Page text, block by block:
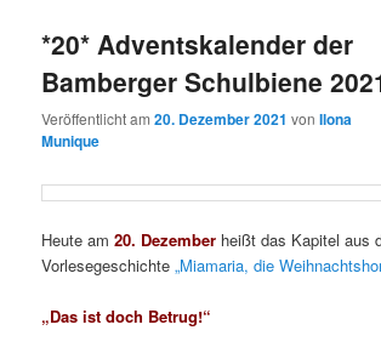
*20* Adventskalender der
Bamberger Schulbiene
Veröffentlicht am20. Dezember 2021 vonIlona
Munique
Heute am20. Dezember heißt das Kapitel aus
Vorlesegeschichte„Miamaria, die
„Das ist doch Betrug!“